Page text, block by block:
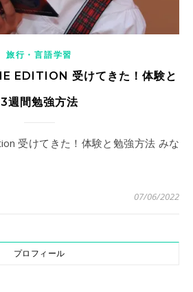
旅行・言語学習
EDITION 受けてきた！体験と
3週間勉強方法
07/06/2022
プロフィール